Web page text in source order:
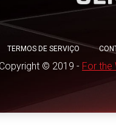
TERMOS DE SERVIÇO
Copyright © 2019 - For the